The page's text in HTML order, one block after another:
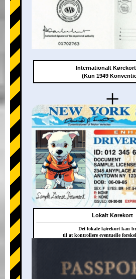
+
+
Internationalt
(Kun 1949
Lokalt Kørekort
Det lokale kørekort kan
til at kontrollere eventuelle